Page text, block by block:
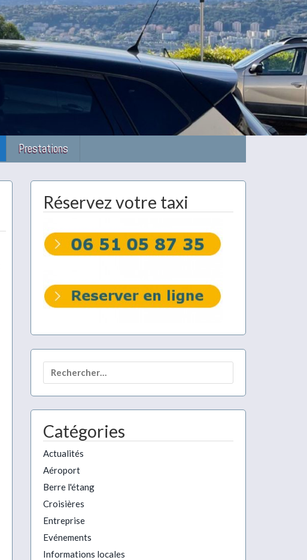
Prestations
Réservez votre taxi
Catégories
Actualités
Aéroport
Berre l'étang
Croisières
Entreprise
Evénements
Informations locales